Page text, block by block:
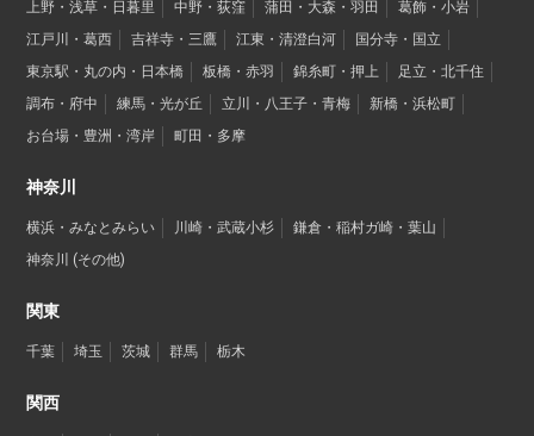
上野・浅草・日暮里
中野・荻窪 蒲田・大森・羽田
葛飾・小岩
江戸川・葛西
吉祥寺・三鷹 江東・清澄白河
国分寺・国立
東京駅・丸の内・日本橋
板橋・赤羽 錦糸町・押上
足立・北千住
調布・府中
練馬・光が丘 立川・八王子・青梅
新橋・浜松町
お台場・豊洲・湾岸
町田・多摩
神奈川
横浜・みなとみらい 川崎・武蔵小杉
鎌倉・稲村ガ崎・葉山
神奈川 (その他)
関東
千葉 埼玉 茨城 群馬 栃木
関西